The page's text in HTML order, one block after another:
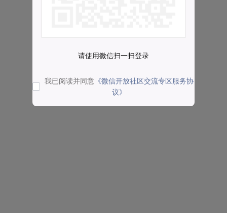
请使用微信扫一扫登录
我已阅读并同意 《微信开放社区交流专区服务协
议》